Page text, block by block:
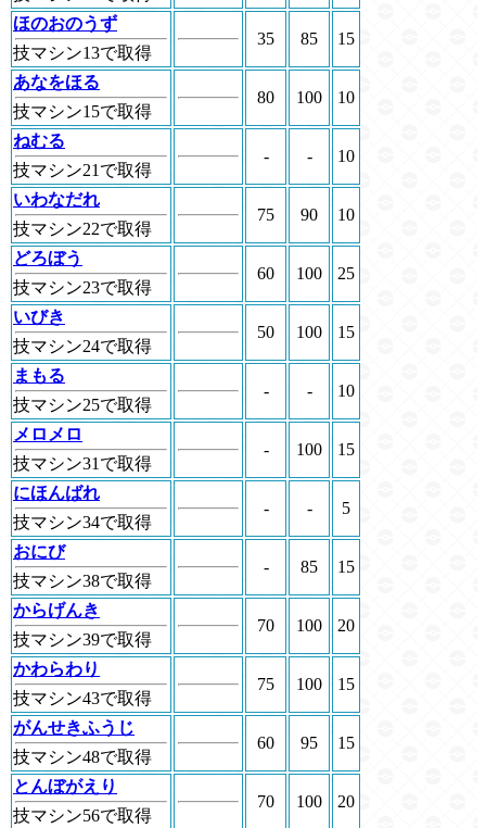
ほのおのうず
技マシン13で取得
35 85 15
あなをほる
技マシン15で取得
80 100 10
ねむる
技マシン21で取得
- - 10
いわなだれ
技マシン22で取得
75 90 10
どろぼう
技マシン23で取得
60 100 25
いびき
技マシン24で取得
50 100 15
まもる
技マシン25で取得
- - 10
メロメロ
技マシン31で取得
- 100 15
にほんばれ
技マシン34で取得
- - 5
おにび
技マシン38で取得
- 85 15
からげんき
技マシン39で取得
70 100 20
かわらわり
技マシン43で取得
75 100 15
がんせきふうじ
技マシン48で取得
60 95 15
とんぼがえり
技マシン56で取得
70 100 20